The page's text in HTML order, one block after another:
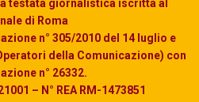
testata giornalistica iscritta al
di Roma
n° 305/2010 del 14 luglio e
della Comunicazione) con
n° 26332.
– N° REA RM-1473851